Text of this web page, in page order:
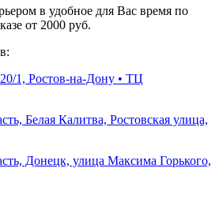
в удобное для Вас время по
от 2000 руб.
1, Ростов-на-Дону • ТЦ
Белая Калитва, Ростовская улица,
Донецк, улица Максима Горького,